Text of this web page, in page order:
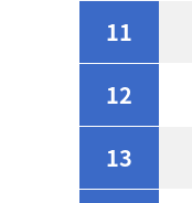
11
12
13